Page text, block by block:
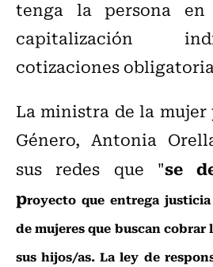
tenga la persona
capitalización
cotizaciones
La ministra de la mujer
Género, Antonia
sus redes que "se
proyecto que entrega
de mujeres que buscan cobrar
sus hijos/as. La ley de